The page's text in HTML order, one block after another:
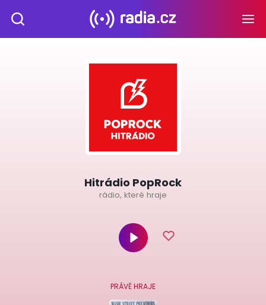
Hitrádio PopRock
rádio, které hraje
PRÁVĚ HRAJE